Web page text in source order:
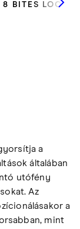
8 BITES LOOK-
a
általában
utófény
Az
a
mint